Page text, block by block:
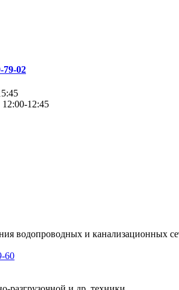
79-02
12:45
водопроводных и канализационных
60